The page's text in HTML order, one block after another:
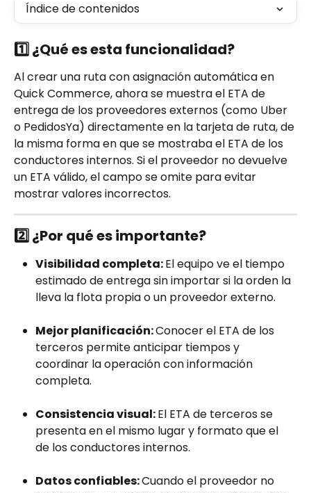
Índice de contenidos
1️⃣ ¿Qué es esta funcionalidad?
Al crear una ruta con asignación automática en
Quick Commerce, ahora se muestra el ETA de
entrega de los proveedores externos (como Uber
o PedidosYa) directamente en la tarjeta de ruta, de
la misma forma en que se mostraba el ETA de los
conductores internos. Si el proveedor no devuelve
un ETA válido, el campo se omite para evitar
mostrar valores incorrectos.
2️⃣ ¿Por qué es importante?
Visibilidad completa: El equipo ve el tiempo
estimado de entrega sin importar si la orden la
lleva la flota propia o un proveedor externo.
Mejor planificación: Conocer el ETA de los
terceros permite anticipar tiempos y
coordinar la operación con información
completa.
Consistencia visual: El ETA de terceros se
presenta en el mismo lugar y formato que el
de los conductores internos.
Datos confiables: Cuando el proveedor no